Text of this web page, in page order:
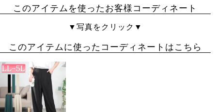
このアイテムを使ったお客様コーディネート
▼写真をクリック▼
このアイテムに使ったコーディネートはこちら